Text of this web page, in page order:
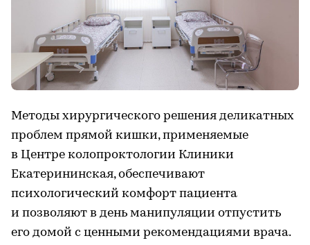
Методы хирургического решения деликатных
проблем прямой кишки, применяемые
в Центре колопроктологии Клиники
Екатерининская, обеспечивают
психологический комфорт пациента
и позволяют в день манипуляции отпустить
его домой с ценными рекомендациями врача.